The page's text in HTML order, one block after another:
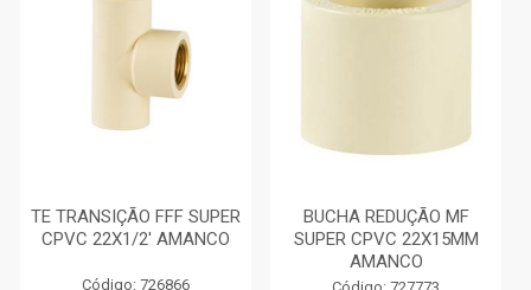
TE TRANSIÇÃO FFF SUPER
CPVC 22X1/2' AMANCO
Código: 726866
BUCHA REDUÇÃO MF
SUPER CPVC 22X15MM
AMANCO